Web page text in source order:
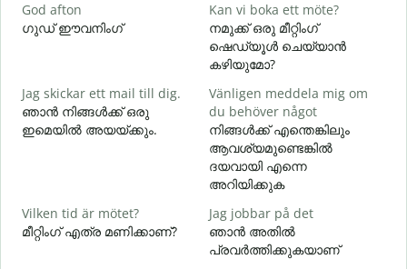
God afton
ഗുഡ് ഈവനിംഗ്
Kan vi boka ett möte?
നമുക്ക് ഒരു മീറ്റിംഗ്
ഷെഡ്യൂൾ ചെയ്യാൻ
കഴിയുമോ?
Jag skickar ett mail till dig.
ഞാൻ നിങ്ങൾക്ക് ഒരു
ഇമെയിൽ അയയ്ക്കും.
Vänligen meddela mig om
du behöver något
നിങ്ങൾക്ക് എന്തെങ്കിലും
ആവശ്യമുണ്ടെങ്കിൽ
ദയവായി എന്നെ
അറിയിക്കുക
Vilken tid är mötet?
മീറ്റിംഗ് എത്ര മണിക്കാണ്?
Jag jobbar på det
ഞാൻ അതിൽ
പ്രവർത്തിക്കുകയാണ്